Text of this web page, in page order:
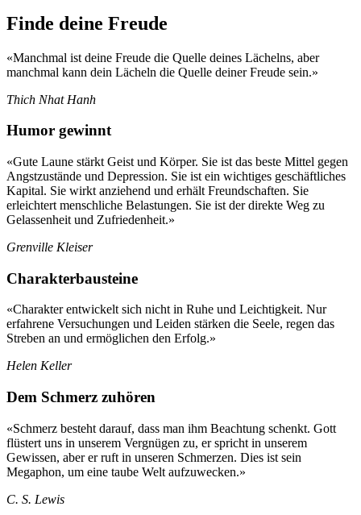
Finde deine Freude
«Manchmal ist deine Freude die Quelle deines Lächelns, aber
manchmal kann dein Lächeln die Quelle deiner Freude sein.»
Thich Nhat Hanh
Humor gewinnt
«Gute Laune stärkt Geist und Körper. Sie ist das beste Mittel gegen
Angstzustände und Depression. Sie ist ein wichtiges geschäftliches
Kapital. Sie wirkt anziehend und erhält Freundschaften. Sie
erleichtert menschliche Belastungen. Sie ist der direkte Weg zu
Gelassenheit und Zufriedenheit.»
Grenville Kleiser
Charakterbausteine
«Charakter entwickelt sich nicht in Ruhe und Leichtigkeit. Nur
erfahrene Versuchungen und Leiden stärken die Seele, regen das
Streben an und ermöglichen den Erfolg.»
Helen Keller
Dem Schmerz zuhören
«Schmerz besteht darauf, dass man ihm Beachtung schenkt. Gott
flüstert uns in unserem Vergnügen zu, er spricht in unserem
Gewissen, aber er ruft in unseren Schmerzen. Dies ist sein
Megaphon, um eine taube Welt aufzuwecken.»
C. S. Lewis